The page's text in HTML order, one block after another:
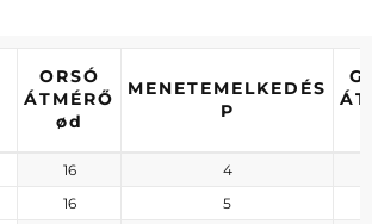
ORSÓ
ÁTMÉRŐ
ød
MENETEMELKEDÉS
P
16 4
16 5